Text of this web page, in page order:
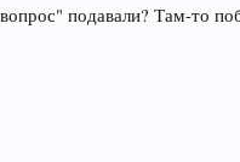
подавали? Там-то